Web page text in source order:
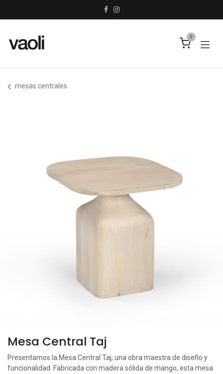
0
mesas centrales
Mesa Central Taj
Presentamos la Mesa Central Taj, una obra maestra de diseño y
funcionalidad. Fabricada con madera sólida de mango, esta mesa